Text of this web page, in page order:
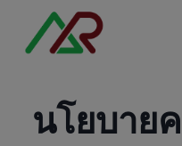
content
นโยบาย